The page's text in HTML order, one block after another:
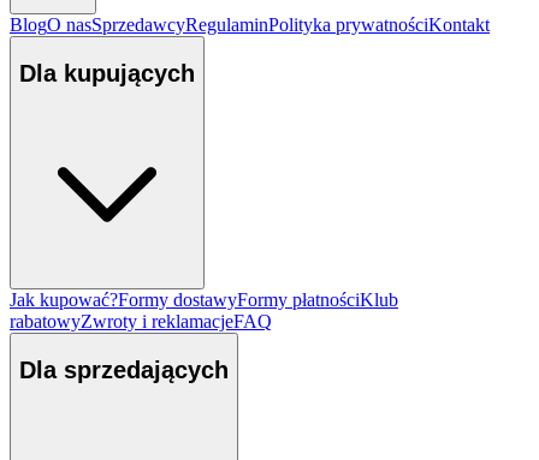
BlogO nasSprzedawcyRegulaminPolityka prywatnościKontakt
Dla kupujących
Jak kupować?Formy dostawyFormy płatnościKlub
rabatowyZwroty i reklamacjeFAQ
Dla sprzedających